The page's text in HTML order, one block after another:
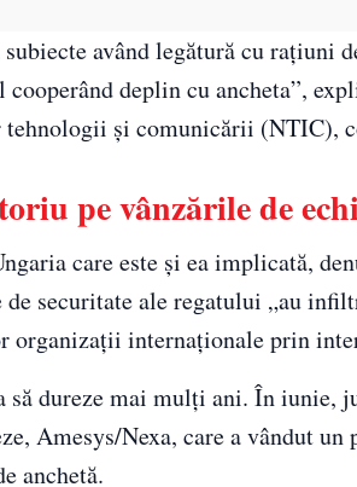
având legătură cu raţiuni
deplin cu ancheta”,
şi comunicării (NTIC),
pe vânzările de
care este şi ea implicată,
securitate ale regatului „au
organizaţii internaţionale prin
să dureze mai mulţi ani. În iunie,
Amesys/Nexa, care a vândut
anchetă.